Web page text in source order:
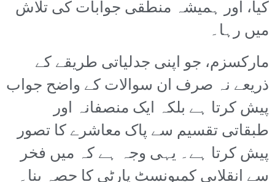
کیا، اور ہمیشہ منطقی جوابات کی تلاش
میں رہا۔
مارکسزم، جو اپنی جدلیاتی طریقے کے
ذریعے نہ صرف ان سوالات کے واضح جواب
پیش کرتا ہے بلکہ ایک منصفانہ اور
طبقاتی تقسیم سے پاک معاشرے کا تصور
پیش کرتا ہے۔ یہی وجہ ہے کہ میں فخر